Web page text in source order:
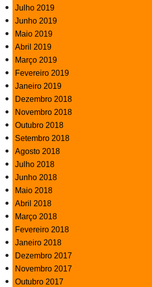
Julho 2019
Junho 2019
Maio 2019
Abril 2019
Março 2019
Fevereiro 2019
Janeiro 2019
Dezembro 2018
Novembro 2018
Outubro 2018
Setembro 2018
Agosto 2018
Julho 2018
Junho 2018
Maio 2018
Abril 2018
Março 2018
Fevereiro 2018
Janeiro 2018
Dezembro 2017
Novembro 2017
Outubro 2017